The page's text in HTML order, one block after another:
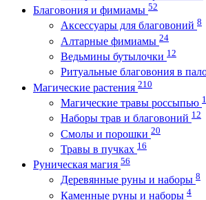
Благовония и фимиамы 52
Аксессуары для благовоний 8
Алтарные фимиамы 24
Ведьмины бутылочки 12
Ритуальные благовония в
Магические растения 210
Магические травы россыпью
Наборы трав и благовоний 12
Смолы и порошки 20
Травы в пучках 16
Руническая магия 56
Деревянные руны и наборы 8
Каменные руны и наборы 4